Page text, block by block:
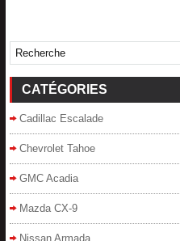
CATÉGORIES
Cadillac Escalade
Chevrolet Tahoe
GMC Acadia
Mazda CX-9
Nissan Armada